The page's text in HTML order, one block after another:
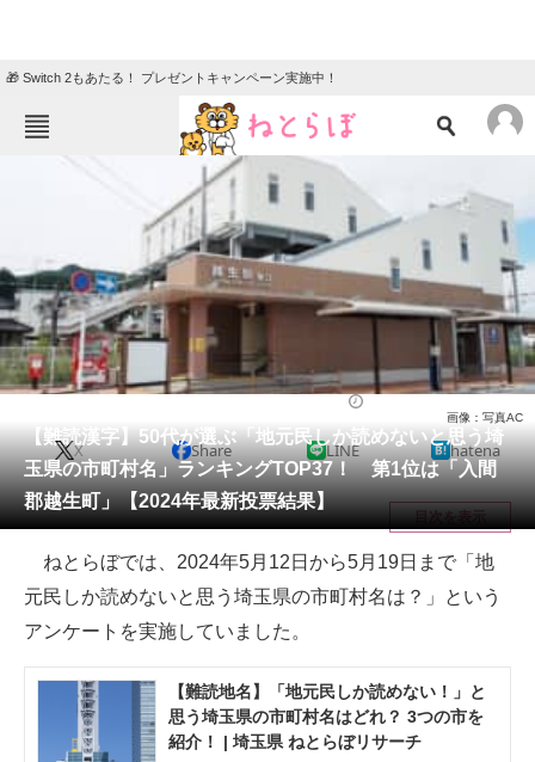
🎁 Switch 2もあたる！ プレゼントキャンペーン実施中！
ニュース
クイズ
グルメ 地域
住まい
動物 リサーチ
会員記事
メディア
注目記事を集めた総合ページ
ITの今と未来を見通す
スマホと通信の最新トレンド
進化するPCとデバイスの未来
好きが集まる 比べて選べる
【難読漢字】50代が選ぶ「地元民しか読めないと思う埼
玉県の市町村名」ランキングTOP37！ 第1位は「入間
郡越生町」【2024年最新投票結果】
画像：写真AC
X Share LINE hatena
目次を表示
ねとらぼでは、2024年5月12日から5月19日まで「地
元民しか読めないと思う埼玉県の市町村名は？」という
アンケートを実施していました。
【難読地名】「地元民しか読めない！」と
思う埼玉県の市町村名はどれ？ 3つの市を
紹介！ | 埼玉県 ねとらぼリサーチ